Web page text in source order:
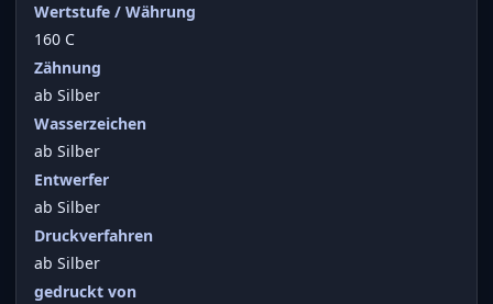
Wertstufe / Währung
160 C
Zähnung
ab Silber
Wasserzeichen
ab Silber
Entwerfer
ab Silber
Druckverfahren
ab Silber
gedruckt von